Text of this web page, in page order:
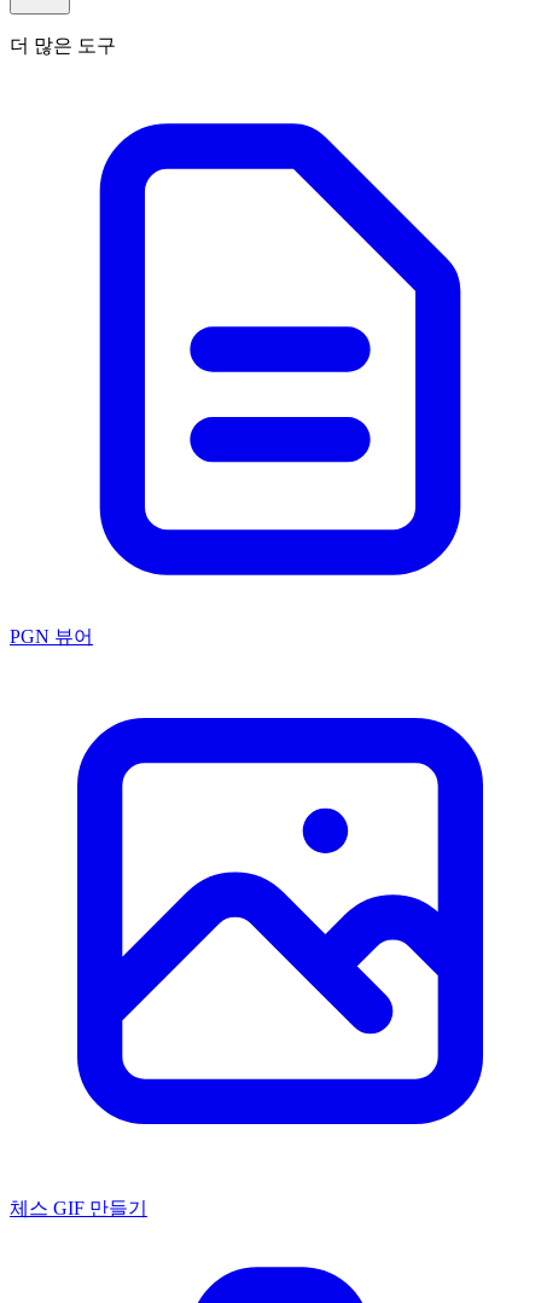
더 많은 도구
PGN 뷰어
체스 GIF 만들기